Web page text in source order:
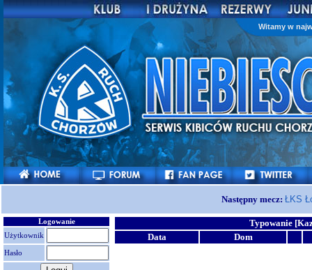
Witamy w
Następny mecz: ŁKS
Logowanie
Użytkownik
Hasło
Typowanie
Data
Dom